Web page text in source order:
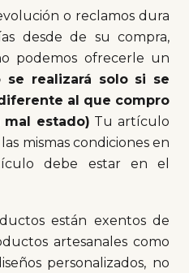
o reclamos dura
desde de su compra,
podemos ofrecerle un
se realizará solo si se
al que compro
estado) Tu artículo
mismas condiciones en
debe estar en el
están exentos de
artesanales como
personalizados, no